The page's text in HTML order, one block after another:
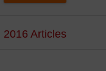
2016 Articles